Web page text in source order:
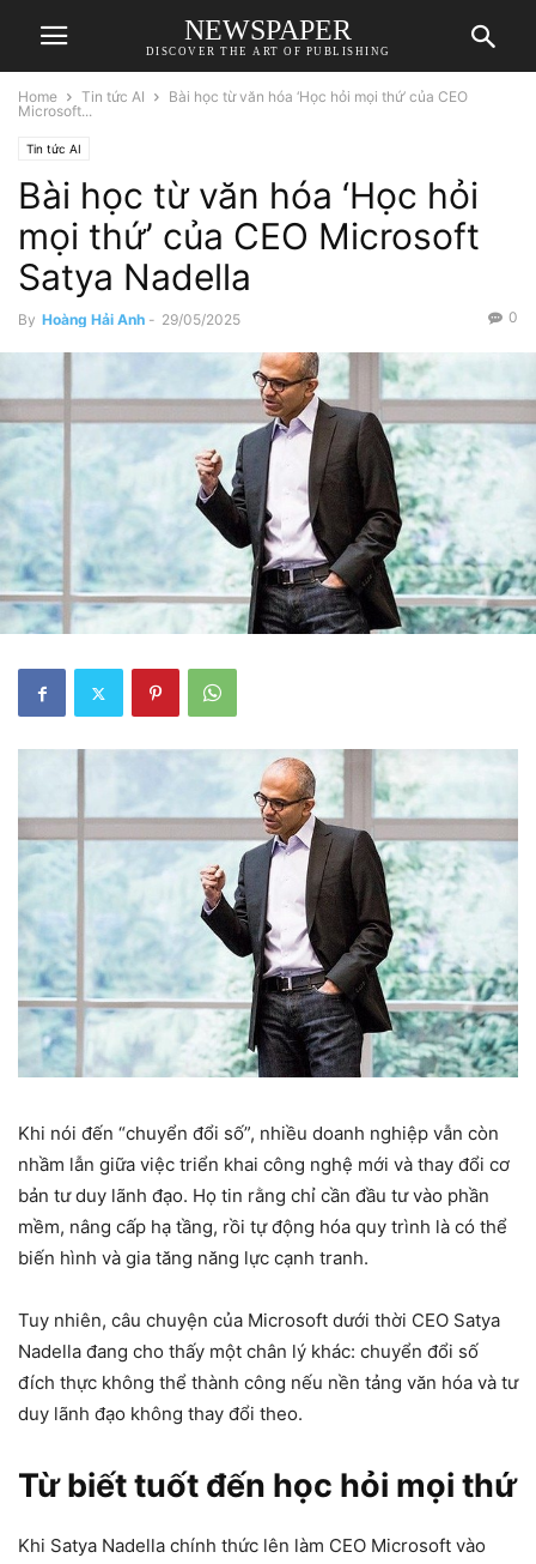
NEWSPAPER
DISCOVER THE ART OF PUBLISHING
Home Tin tức AI
Bài học từ văn hóa ‘Học hỏi mọi thứ’ của CEO
Microsoft...
Tin tức AI
Bài học từ văn hóa ‘Học hỏi
mọi thứ’ của CEO Microsoft
Satya Nadella
By Hoàng Hải Anh - 29/05/2025 0
Khi nói đến “chuyển đổi số”, nhiều doanh nghiệp vẫn còn
nhầm lẫn giữa việc triển khai công nghệ mới và thay đổi cơ
bản tư duy lãnh đạo. Họ tin rằng chỉ cần đầu tư vào phần
mềm, nâng cấp hạ tầng, rồi tự động hóa quy trình là có thể
biến hình và gia tăng năng lực cạnh tranh.
Tuy nhiên, câu chuyện của Microsoft dưới thời CEO Satya
Nadella đang cho thấy một chân lý khác: chuyển đổi số
đích thực không thể thành công nếu nền tảng văn hóa và tư
duy lãnh đạo không thay đổi theo.
Từ biết tuốt đến học hỏi mọi thứ
Khi Satya Nadella chính thức lên làm CEO Microsoft vào